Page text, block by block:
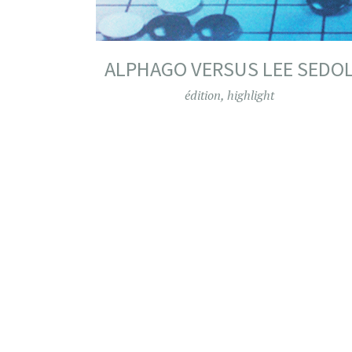
ALPHAGO VERSUS LEE
édition, highlight